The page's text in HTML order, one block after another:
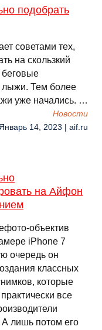
подобрать
советами тех,
на скользкий
беговые
лыжи. Тем более
уже начались. …
Новости
14, 2023 | aif.ru
на Айфон
объектив
iPhone 7
очередь он
классных
которые
все
лишь потом его